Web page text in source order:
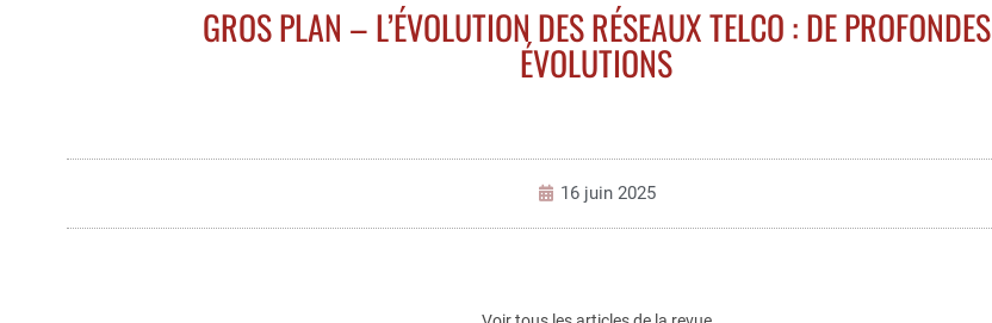
GROS PLAN – L’ÉVOLUTION DES RÉSEAUX TELCO : DE PROFONDES
ÉVOLUTIONS
16 juin 2025